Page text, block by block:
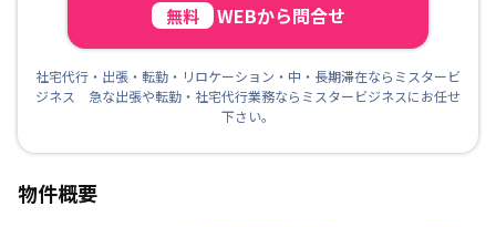
無料 WEBから問合せ
社宅代行・出張・転勤・リロケーション・中・長期滞在ならミスタービ
ジネス 急な出張や転勤・社宅代行業務ならミスタービジネスにお任せ
下さい。
物件概要